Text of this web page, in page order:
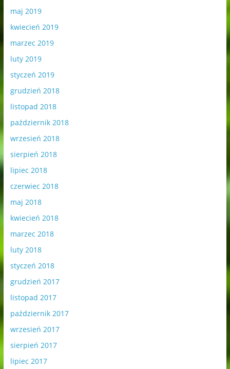
maj 2019
kwiecień 2019
marzec 2019
luty 2019
styczeń 2019
grudzień 2018
listopad 2018
październik 2018
wrzesień 2018
sierpień 2018
lipiec 2018
czerwiec 2018
maj 2018
kwiecień 2018
marzec 2018
luty 2018
styczeń 2018
grudzień 2017
listopad 2017
październik 2017
wrzesień 2017
sierpień 2017
lipiec 2017